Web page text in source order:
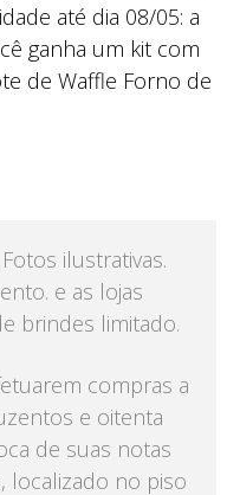
até dia 08/05: a
ganha um kit com
de Waffle Forno de
ilustrativas.
e as lojas
brindes limitado.
compras a
e oitenta
de suas notas
localizado no piso